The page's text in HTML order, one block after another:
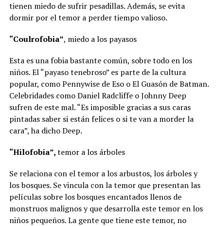
tienen miedo de sufrir pesadillas. Además, se evita
dormir por el temor a perder tiempo valioso.
“Coulrofobia”, miedo a los payasos
Esta es una fobia bastante común, sobre todo en los
niños. El “payaso tenebroso” es parte de la cultura
popular, como Pennywise de Eso o El Guasón de Batman.
Celebridades como Daniel Radcliffe o Johnny Deep
sufren de este mal. “Es imposible gracias a sus caras
pintadas saber si están felices o si te van a morder la
cara”, ha dicho Deep.
“Hilofobia”,temor a los árboles
Se relaciona con el temor a los arbustos, los árboles y
los bosques. Se vincula con la temor que presentan las
películas sobre los bosques encantados llenos de
monstruos malignos y que desarrolla este temor en los
niños pequeños. La gente que tiene este temor, no